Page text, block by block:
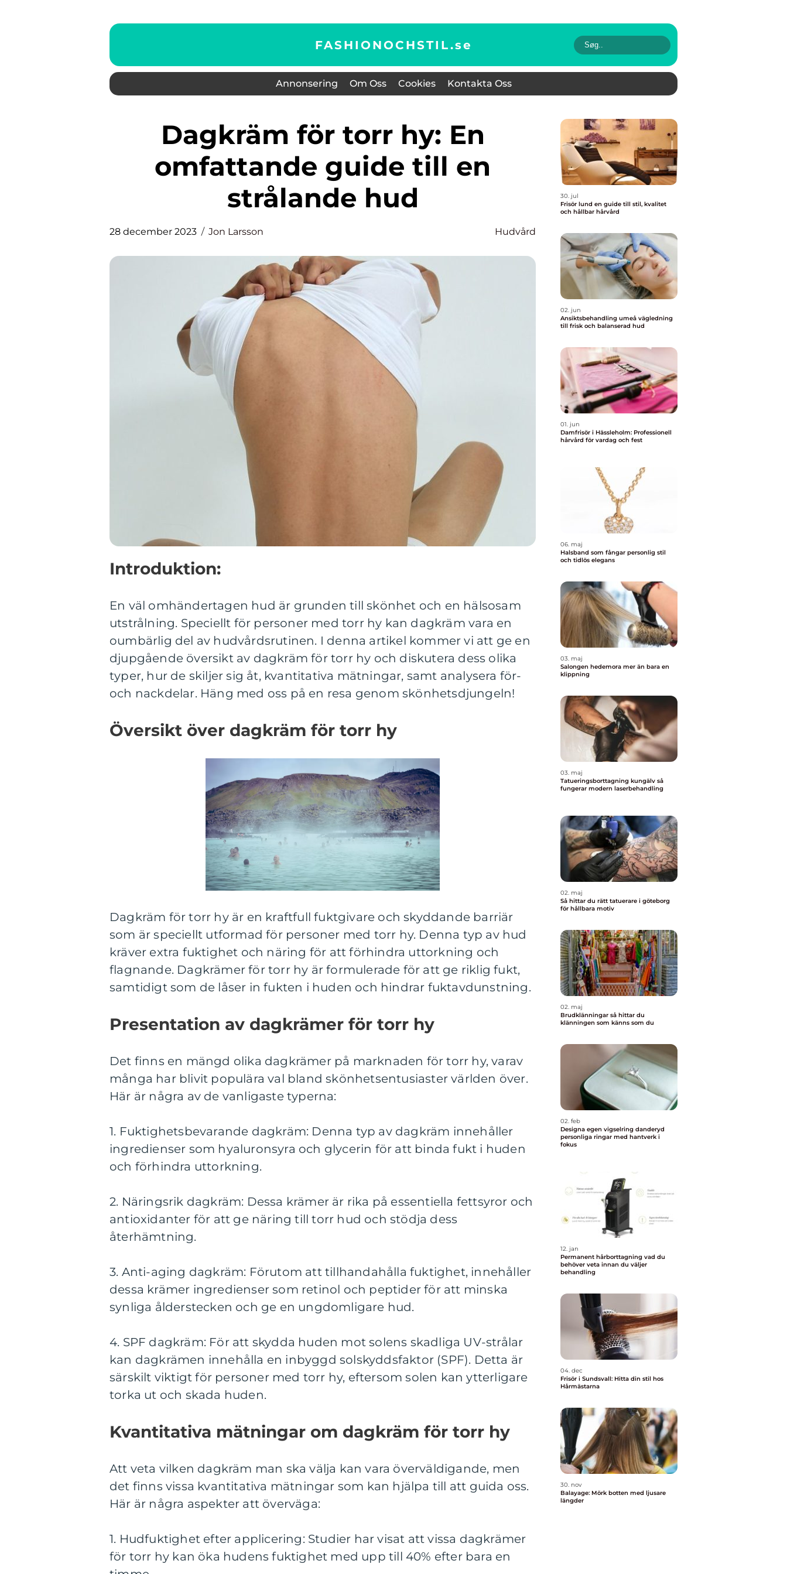
FASHIONOCHSTIL.se
Annonsering Om Oss Cookies Kontakta Oss
Dagkräm för torr hy: En
omfattande guide till en
strålande hud
28 december 2023 Jon Larsson Hudvård
Introduktion:
En väl omhändertagen hud är grunden till skönhet och en hälsosam
utstrålning. Speciellt för personer med torr hy kan dagkräm vara en
oumbärlig del av hudvårdsrutinen. I denna artikel kommer vi att ge en
djupgående översikt av dagkräm för torr hy och diskutera dess olika
typer, hur de skiljer sig åt, kvantitativa mätningar, samt analysera för-
och nackdelar. Häng med oss på en resa genom skönhetsdjungeln!
Översikt över dagkräm för torr hy
Dagkräm för torr hy är en kraftfull fuktgivare och skyddande barriär
som är speciellt utformad för personer med torr hy. Denna typ av hud
kräver extra fuktighet och näring för att förhindra uttorkning och
flagnande. Dagkrämer för torr hy är formulerade för att ge riklig fukt,
samtidigt som de låser in fukten i huden och hindrar fuktavdunstning.
Presentation av dagkrämer för torr hy
Det finns en mängd olika dagkrämer på marknaden för torr hy, varav
många har blivit populära val bland skönhetsentusiaster världen över.
Här är några av de vanligaste typerna:
1. Fuktighetsbevarande dagkräm: Denna typ av dagkräm innehåller
ingredienser som hyaluronsyra och glycerin för att binda fukt i huden
och förhindra uttorkning.
2. Näringsrik dagkräm: Dessa krämer är rika på essentiella fettsyror och
antioxidanter för att ge näring till torr hud och stödja dess
återhämtning.
3. Anti-aging dagkräm: Förutom att tillhandahålla fuktighet, innehåller
dessa krämer ingredienser som retinol och peptider för att minska
synliga ålderstecken och ge en ungdomligare hud.
4. SPF dagkräm: För att skydda huden mot solens skadliga UV-strålar
kan dagkrämen innehålla en inbyggd solskyddsfaktor (SPF). Detta är
särskilt viktigt för personer med torr hy, eftersom solen kan ytterligare
torka ut och skada huden.
Kvantitativa mätningar om dagkräm för torr hy
Att veta vilken dagkräm man ska välja kan vara överväldigande, men
det finns vissa kvantitativa mätningar som kan hjälpa till att guida oss.
Här är några aspekter att överväga:
1. Hudfuktighet efter applicering: Studier har visat att vissa dagkrämer
för torr hy kan öka hudens fuktighet med upp till 40% efter bara en
30. jul
Frisör lund en guide till stil, kvalitet
och hållbar hårvård
02. jun
Ansiktsbehandling umeå vägledning
till frisk och balanserad hud
01. jun
Damfrisör i Hässleholm: Professionell
hårvård för vardag och fest
06. maj
Halsband som fångar personlig stil
och tidlös elegans
03. maj
Salongen hedemora mer än bara en
klippning
03. maj
Tatueringsborttagning kungälv så
fungerar modern laserbehandling
02. maj
Så hittar du rätt tatuerare i göteborg
för hållbara motiv
02. maj
Brudklänningar så hittar du
klänningen som känns som du
02. feb
Designa egen vigselring danderyd
personliga ringar med hantverk i
fokus
12. jan
Permanent hårborttagning vad du
behöver veta innan du väljer
behandling
04. dec
Frisör i Sundsvall: Hitta din stil hos
Hårmästarna
30. nov
Balayage: Mörk botten med ljusare
längder